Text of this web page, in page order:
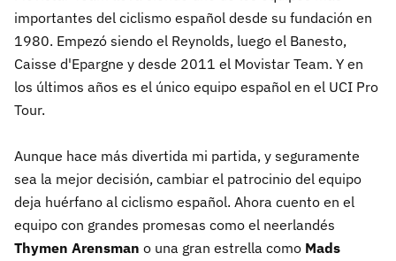
importantes del ciclismo español desde su fundación en
1980. Empezó siendo el Reynolds, luego el Banesto,
Caisse d'Epargne y desde 2011 el Movistar Team. Y en
los últimos años es el único equipo español en el UCI Pro
Tour.
Aunque hace más divertida mi partida, y seguramente
sea la mejor decisión, cambiar el patrocinio del equipo
deja huérfano al ciclismo español. Ahora cuento en el
equipo con grandes promesas como el neerlandés
Thymen Arensman o una gran estrella como Mads